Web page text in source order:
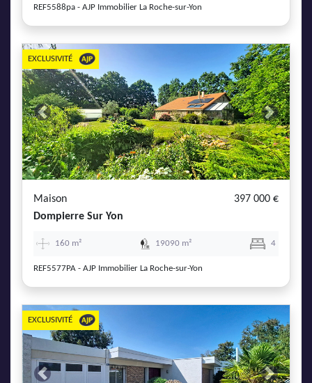
REF5588pa - AJP Immobilier La Roche-sur-Yon
Previous Next
EXCLUSIVITÉ
Maison
397 000 €
Dompierre Sur Yon
160 m² 19090 m² 4
REF5577PA - AJP Immobilier La Roche-sur-Yon
EXCLUSIVITÉ